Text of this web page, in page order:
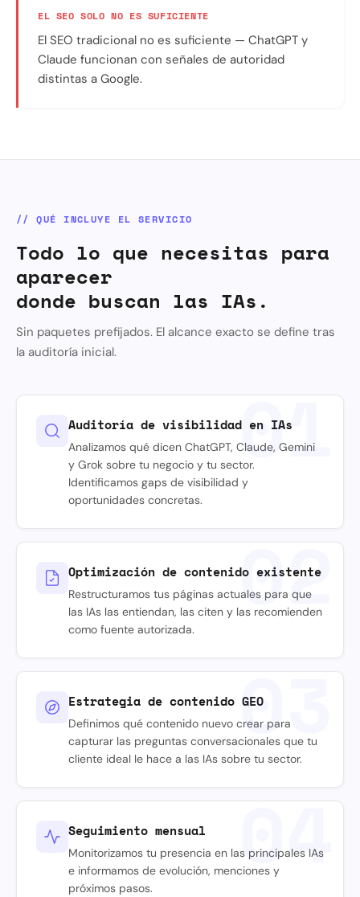
EL SEO SOLO NO ES SUFICIENTE
El SEO tradicional no es suficiente — ChatGPT y
Claude funcionan con señales de autoridad
distintas a Google.
// QUÉ INCLUYE EL SERVICIO
Todo lo que necesitas para
aparecer
donde buscan las IAs.
Sin paquetes prefijados. El alcance exacto se define tras
la auditoría inicial.
01
Auditoría de visibilidad en IAs
Analizamos qué dicen ChatGPT, Claude, Gemini
y Grok sobre tu negocio y tu sector.
Identificamos gaps de visibilidad y
oportunidades concretas.
02
Optimización de contenido existente
Restructuramos tus páginas actuales para que
las IAs las entiendan, las citen y las recomienden
como fuente autorizada.
03
Estrategia de contenido GEO
Definimos qué contenido nuevo crear para
capturar las preguntas conversacionales que tu
cliente ideal le hace a las IAs sobre tu sector.
04
Seguimiento mensual
Monitorizamos tu presencia en las principales IAs
e informamos de evolución, menciones y
próximos pasos.